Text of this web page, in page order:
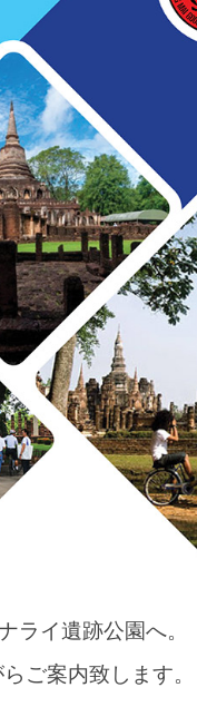
イ遺跡公園へ。
ご案内致します。